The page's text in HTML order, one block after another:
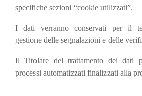
specifiche sezioni “cookie utilizzati”.
I dati verranno conservati per il
gestione delle segnalazioni e delle
Il Titolare del trattamento dei dati
processi automatizzati finalizzati alla